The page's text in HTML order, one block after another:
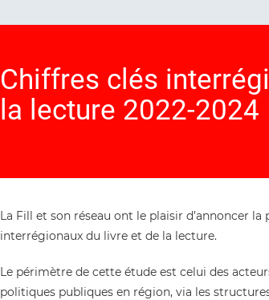
Chiffres clés
la lecture 2022-2024
La Fill et son réseau ont le plaisir d’annoncer
interrégionaux du livre et de la lecture.
Le périmètre de cette étude est celui des
politiques publiques en région, via les